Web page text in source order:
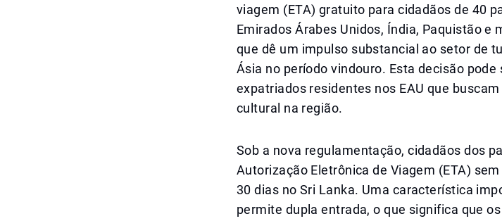
viagem (ETA) gratuito para cidadãos de 40
Emirados Árabes Unidos, Índia, Paquistão e
que dê um impulso substancial ao setor de
Ásia no período vindouro. Esta decisão
expatriados residentes nos EAU que
cultural na região.
Sob a nova regulamentação, cidadãos dos
Autorização Eletrônica de Viagem (ETA)
30 dias no Sri Lanka. Uma característica
permite dupla entrada, o que significa que